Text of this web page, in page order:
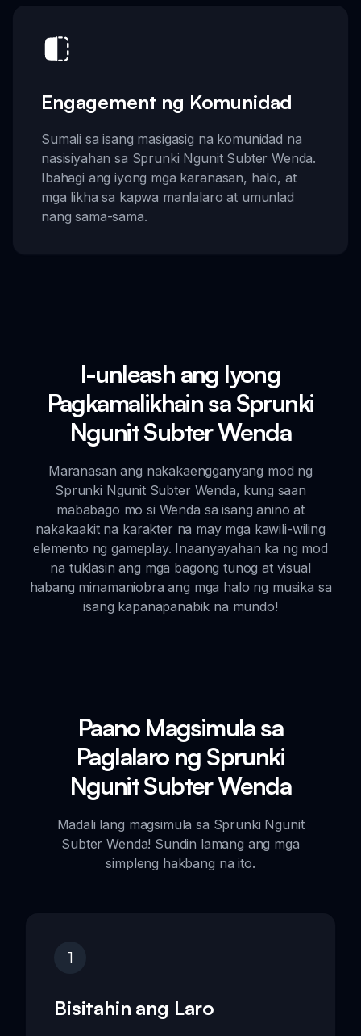
Engagement ng Komunidad
Sumali sa isang masigasig na komunidad na
nasisiyahan sa Sprunki Ngunit Subter Wenda.
Ibahagi ang iyong mga karanasan, halo, at
mga likha sa kapwa manlalaro at umunlad
nang sama-sama.
I-unleash ang Iyong
Pagkamalikhain sa Sprunki
Ngunit Subter Wenda
Maranasan ang nakakaengganyang mod ng
Sprunki Ngunit Subter Wenda, kung saan
mababago mo si Wenda sa isang anino at
nakakaakit na karakter na may mga kawili-wiling
elemento ng gameplay. Inaanyayahan ka ng mod
na tuklasin ang mga bagong tunog at visual
habang minamaniobra ang mga halo ng musika sa
isang kapanapanabik na mundo!
Paano Magsimula sa
Paglalaro ng Sprunki
Ngunit Subter Wenda
Madali lang magsimula sa Sprunki Ngunit
Subter Wenda! Sundin lamang ang mga
simpleng hakbang na ito.
1
Bisitahin ang Laro